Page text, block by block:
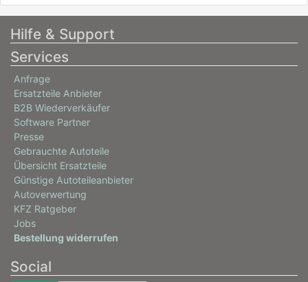
Hilfe & Support
Services
Anfrage
Ersatzteile Anbieter
B2B Wiederverkäufer
Software Partner
Presse
Gebrauchte Autoteile
Übersicht Ersatzteile
Günstige Autoteileanbieter
Autoverwertung
KFZ Ratgeber
Jobs
Bestellung widerrufen
Social